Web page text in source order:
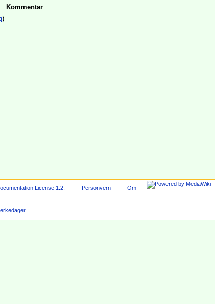
Kommentar
)
License 1.2. Personvern
Om